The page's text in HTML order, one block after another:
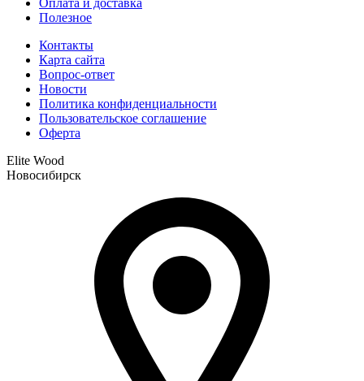
Оплата и доставка
Полезное
Контакты
Карта сайта
Вопрос-ответ
Новости
Политика конфиденциальности
Пользовательское соглашение
Оферта
Elite Wood
Новосибирск